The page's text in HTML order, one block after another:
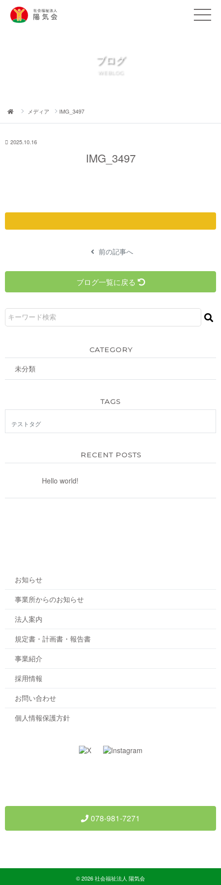
ブログ
WEBLOG
メディア IMG_3497
2025.10.16
IMG_3497
前の記事へ
ブログ一覧に戻る
CATEGORY
未分類
TAGS
テストタグ
RECENT POSTS
Hello world!
お知らせ
事業所からのお知らせ
法人案内
規定書・計画書・報告書
事業紹介
採用情報
お問い合わせ
個人情報保護方針
078-981-7271
© 2026 社会福祉法人 陽気会